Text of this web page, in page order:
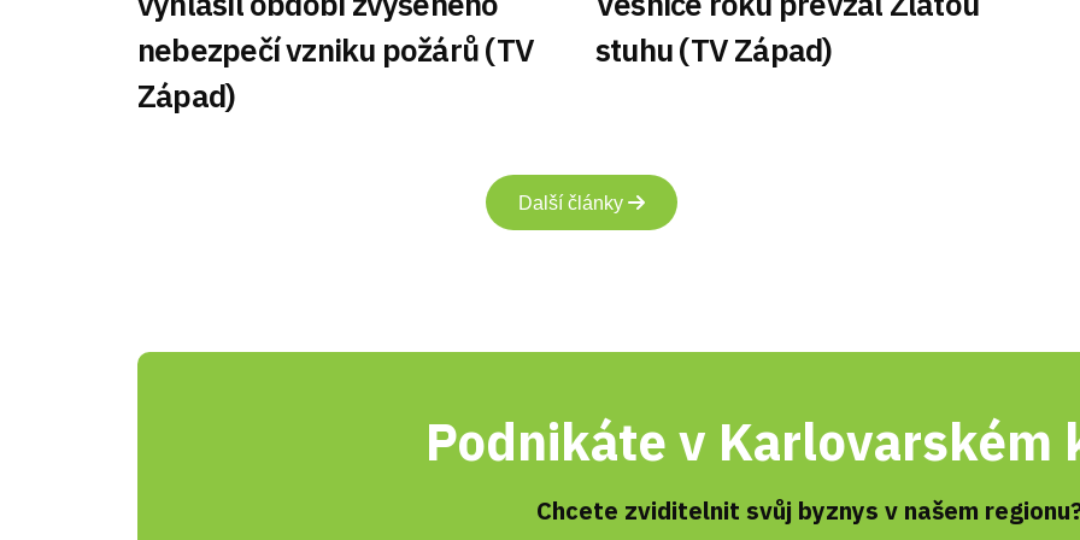
nebezpečí vzniku požárů (TV
Západ)
stuhu (TV Západ)
Další články
Podnikáte v Karlovarském
Chcete zviditelnit svůj byznys v našem